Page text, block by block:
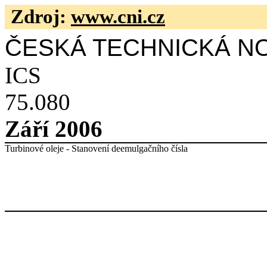
Zdroj: www.cni.cz
ČESKÁ TECHNICKÁ
ICS
75.080
Září 2006
Turbinové oleje - Stanovení deemulgačního čísla